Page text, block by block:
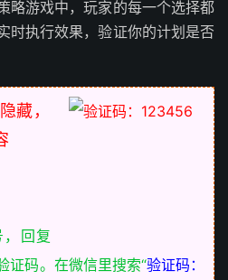
略游戏中，玩家的每一个选择都
时执行效果，验证你的计划是否
藏，
回复
证码。在微信里搜索“验证码：